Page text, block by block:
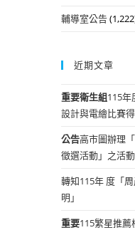
輔導室公告
近期文章
重要衛生組115年
設計與電繪比賽
公告高市圖辦理
徵選活動」之活
轉知115年 度「
明」
重要115繁星推